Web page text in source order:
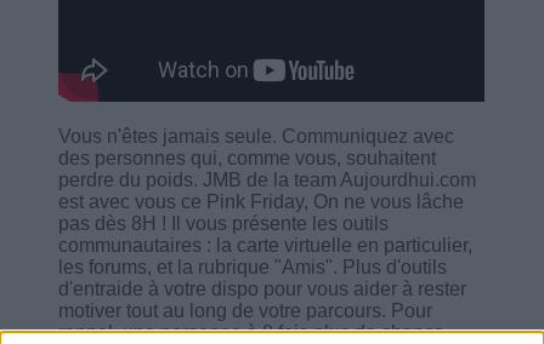
Vous n'êtes jamais seule. Communiquez avec
des personnes qui, comme vous, souhaitent
perdre du poids. JMB de la team Aujourdhui.com
est avec vous ce Pink Friday, On ne vous lâche
pas dès 8H ! Il vous présente les outils
communautaires : la carte virtuelle en particulier,
les forums, et la rubrique "Amis". Plus d'outils
d'entraide à votre dispo pour vous aider à rester
motiver tout au long de votre parcours. Pour
rappel, une personne à 8 fois plus de chance